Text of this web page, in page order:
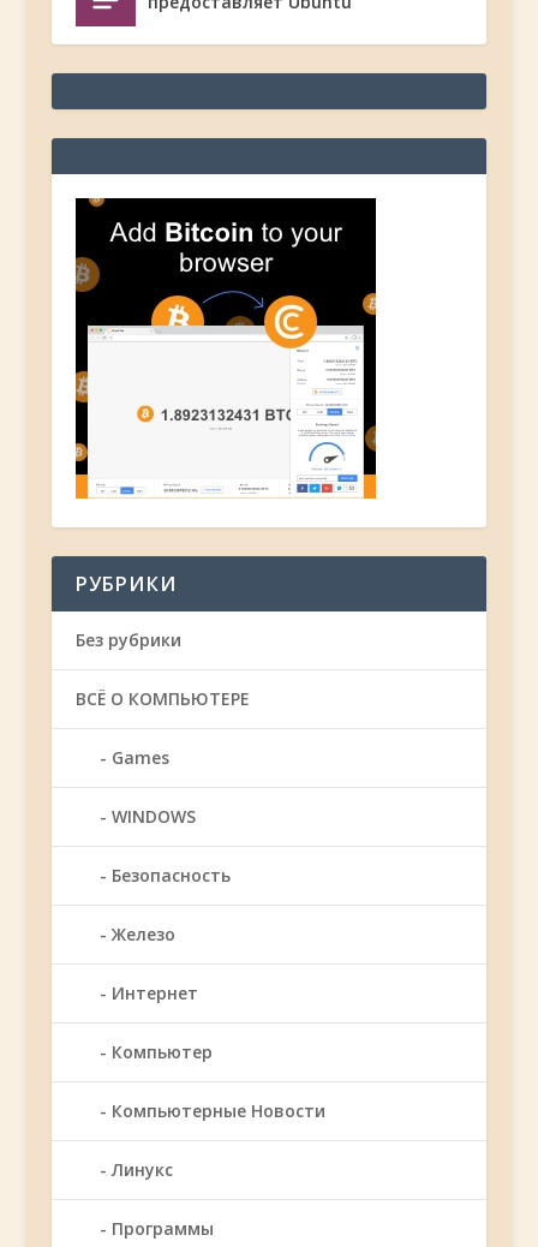
РУБРИКИ
Без рубрики
ВСЁ О КОМПЬЮТЕРЕ
Games
WINDOWS
Безопасность
Железо
Интернет
Компьютер
Компьютерные Новости
Линукс
Программы